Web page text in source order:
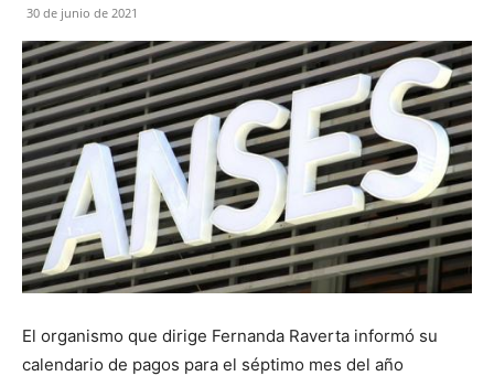
30 de junio de 2021
El organismo que dirige Fernanda Raverta informó su
calendario de pagos para el séptimo mes del año